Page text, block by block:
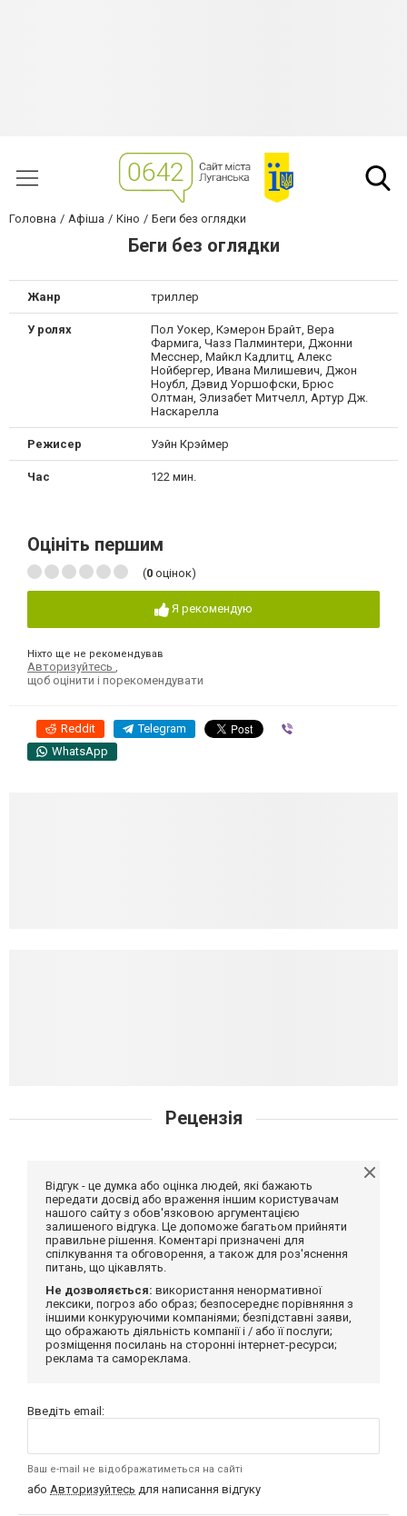
Головна Афіша Кіно Беги без оглядки
Беги без оглядки
Жанр триллер
У ролях
Пол Уокер, Кэмерон Брайт, Вера
Фармига, Чазз Палминтери, Джонни
Месснер, Майкл Кадлитц, Алекс
Нойбергер, Ивана Милишевич, Джон
Ноубл, Дэвид Уоршофски, Брюс
Олтман, Элизабет Митчелл, Артур Дж.
Наскарелла
Режисер Уэйн Крэймер
Час 122 мин.
Оцініть першим
(0 оцінок)
Я рекомендую
Ніхто ще не рекомендував
Авторизуйтесь
щоб оцінити і порекомендувати
Reddit Telegram
WhatsApp
Рецензія
Відгук - це думка або оцінка людей, які бажають
передати досвід або враження іншим користувачам
нашого сайту з обов'язковою аргументацією
залишеного відгука. Це допоможе багатьом прийняти
правильне рішення. Коментарі призначені для
спілкування та обговорення, а також для роз'яснення
питань, що цікавлять.
Не дозволяється: використання ненормативної
лексики, погроз або образ; безпосереднє порівняння з
іншими конкуруючими компаніями; безпідставні заяви,
що ображають діяльність компанії і / або її послуги;
розміщення посилань на сторонні інтернет-ресурси;
реклама та самореклама.
Введіть email:
Ваш e-mail не відображатиметься на сайті
або Авторизуйтесь для написання відгуку